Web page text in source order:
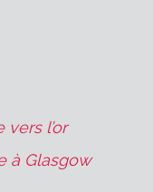
vers l’or
à Glasgow